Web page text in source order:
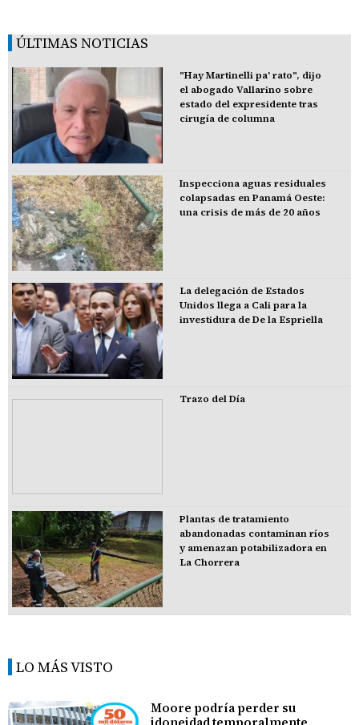
ÚLTIMAS NOTICIAS
"Hay Martinelli pa' rato", dijo
el abogado Vallarino sobre
estado del expresidente tras
cirugía de columna
Inspecciona aguas residuales
colapsadas en Panamá Oeste:
una crisis de más de 20 años
La delegación de Estados
Unidos llega a Cali para la
investidura de De la Espriella
Trazo del Día
Plantas de tratamiento
abandonadas contaminan ríos
y amenazan potabilizadora en
La Chorrera
LO MÁS VISTO
Moore podría perder su